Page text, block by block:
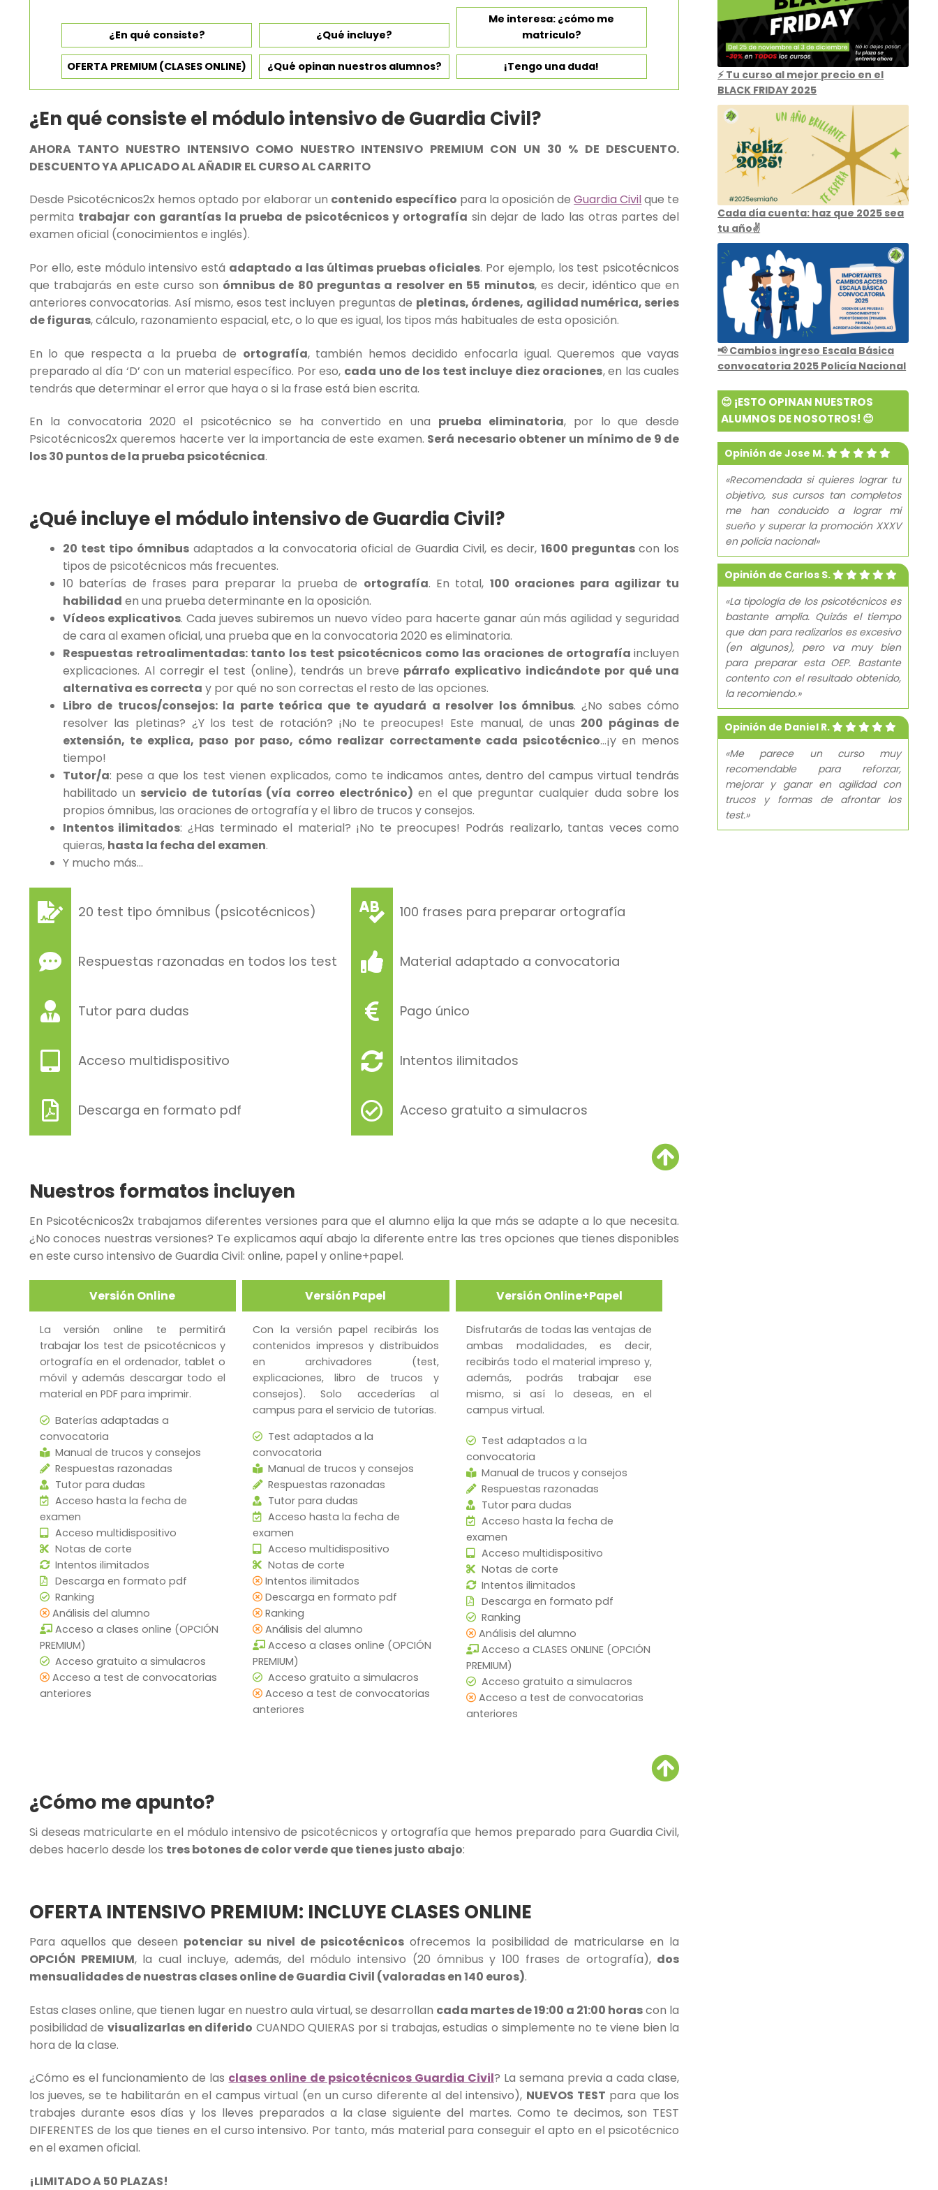
¿En qué consiste? ¿Qué incluye?
Me interesa: ¿cómo me
matriculo?
OFERTA PREMIUM (CLASES ONLINE) ¿Qué opinan nuestros alumnos? ¡Tengo una duda!
¿En qué consiste el módulo intensivo de Guardia Civil?
AHORA TANTO NUESTRO INTENSIVO COMO NUESTRO INTENSIVO PREMIUM CON UN 30 % DE DESCUENTO.
DESCUENTO YA APLICADO AL AÑADIR EL CURSO AL CARRITO
Desde Psicotécnicos2x hemos optado por elaborar un contenido específico para la oposición deGuardia Civilque te
permita trabajar con garantías la prueba de psicotécnicos y ortografía sin dejar de lado las otras partes del
examen oficial (conocimientos e inglés).
Por ello, este módulo intensivo está adaptado a las últimas pruebas oficiales. Por ejemplo, los test psicotécnicos
que trabajarás en este curso son ómnibus de 80 preguntas a resolver en 55 minutos, es decir, idéntico que en
anteriores convocatorias. Así mismo, esos test incluyen preguntas de pletinas, órdenes, agilidad numérica, series
de figuras, cálculo, razonamiento espacial, etc, o lo que es igual, los tipos más habituales de esta oposición.
En lo que respecta a la prueba de ortografía, también hemos decidido enfocarla igual. Queremos que vayas
preparado al día ‘D’ con un material específico. Por eso, cada uno de los test incluye diez oraciones, en las cuales
tendrás que determinar el error que haya o si la frase está bien escrita.
En la convocatoria 2020 el psicotécnico se ha convertido en una prueba eliminatoria, por lo que desde
Psicotécnicos2x queremos hacerte ver la importancia de este examen. Será necesario obtener un mínimo de 9 de
los 30 puntos de la prueba psicotécnica.
¿Qué incluye el módulo intensivo de Guardia Civil?
20 test tipo ómnibusadaptados a la convocatoria oficial de Guardia Civil, es decir,1600 preguntascon los
tipos de psicotécnicos más frecuentes.
10 baterías de frases para preparar la prueba de ortografía. En total, 100 oraciones para agilizar tu
habilidad en una prueba determinante en la oposición.
Vídeos explicativos. Cada jueves subiremos un nuevo vídeo para hacerte ganar aún más agilidad y seguridad
de cara al examen oficial, una prueba que en la convocatoria 2020 es eliminatoria.
Respuestas retroalimentadas: tanto los test psicotécnicos como las oraciones de ortografíaincluyen
explicaciones. Al corregir el test (online), tendrás un breve párrafo explicativo indicándote por qué una
alternativa es correcta y por qué no son correctas el resto de las opciones.
Libro de trucos/consejos: la parte teórica que te ayudará a resolver los ómnibus. ¿No sabes cómo
resolver las pletinas? ¿Y los test de rotación? ¡No te preocupes! Este manual, de unas 200 páginas de
extensión, te explica, paso por paso, cómo realizar correctamente cada psicotécnico…¡y en menos
tiempo!
Tutor/a: pese a que los test vienen explicados, como te indicamos antes, dentro del campus virtual tendrás
habilitado un servicio de tutorías (vía correo electrónico) en el que preguntar cualquier duda sobre los
propios ómnibus, las oraciones de ortografía y el libro de trucos y consejos.
Intentos ilimitados: ¿Has terminado el material? ¡No te preocupes! Podrás realizarlo, tantas veces como
quieras, hasta la fecha del examen.
Y mucho más…
20 test tipo ómnibus (psicotécnicos) 100 frases para preparar ortografía
Respuestas razonadas en todos los test Material adaptado a convocatoria
Tutor para dudas Pago único
Acceso multidispositivo Intentos ilimitados
Descarga en formato pdf Acceso gratuito a simulacros
Nuestros formatos incluyen
En Psicotécnicos2x trabajamos diferentes versiones para que el alumno elija la que más se adapte a lo que necesita.
¿No conoces nuestras versiones? Te explicamos aquí abajo la diferente entre las tres opciones que tienes disponibles
en este curso intensivo de Guardia Civil: online, papel y online+papel.
Versión Online
La versión online te permitirá
trabajar los test de psicotécnicos y
ortografía en el ordenador, tablet o
móvil y además descargar todo el
material en PDF para imprimir.
Baterías adaptadas a
convocatoria
Manual de trucos y consejos
Respuestas razonadas
Tutor para dudas
Acceso hasta la fecha de
examen
Acceso multidispositivo
Notas de corte
Intentos ilimitados
Descarga en formato pdf
Ranking
Análisis del alumno
Acceso a clases online (OPCIÓN
PREMIUM)
Acceso gratuito a simulacros
Acceso a test de convocatorias
anteriores
Versión Papel
Con la versión papel recibirás los
contenidos impresos y distribuidos
en archivadores (test,
explicaciones, libro de trucos y
consejos). Solo accederías al
campus para el servicio de tutorías.
Test adaptados a la
convocatoria
Manual de trucos y consejos
Respuestas razonadas
Tutor para dudas
Acceso hasta la fecha de
examen
Acceso multidispositivo
Notas de corte
Intentos ilimitados
Descarga en formato pdf
Ranking
Análisis del alumno
Acceso a clases online (OPCIÓN
PREMIUM)
Acceso gratuito a simulacros
Acceso a test de convocatorias
anteriores
Versión Online+Papel
Disfrutarás de todas las ventajas de
ambas modalidades, es decir,
recibirás todo el material impreso y,
además, podrás trabajar ese
mismo, si así lo deseas, en el
campus virtual.
Test adaptados a la
convocatoria
Manual de trucos y consejos
Respuestas razonadas
Tutor para dudas
Acceso hasta la fecha de
examen
Acceso multidispositivo
Notas de corte
Intentos ilimitados
Descarga en formato pdf
Ranking
Análisis del alumno
Acceso a CLASES ONLINE (OPCIÓN
PREMIUM)
Acceso gratuito a simulacros
Acceso a test de convocatorias
anteriores
¿Cómo me apunto?
Si deseas matricularte en el módulo intensivo de psicotécnicos y ortografía que hemos preparado para Guardia Civil,
debes hacerlo desde los tres botones de color verde que tienes justo abajo:
OFERTA INTENSIVO PREMIUM: INCLUYE CLASES ONLINE
Para aquellos que deseen potenciar su nivel de psicotécnicosofrecemos la posibilidad de matricularse en la
OPCIÓN PREMIUM, la cual incluye, además, del módulo intensivo (20 ómnibus y 100 frases de ortografía), dos
mensualidades de nuestras clases online de Guardia Civil (valoradas en 140 euros).
Estas clases online, que tienen lugar en nuestro aula virtual, se desarrollan cada martes de 19:00 a 21:00 horascon la
posibilidad de visualizarlas en diferido CUANDO QUIERAS por si trabajas, estudias o simplemente no te viene bien la
hora de la clase.
¿Cómo es el funcionamiento de las clases online de psicotécnicos Guardia Civil? La semana previa a cada clase,
los jueves, se te habilitarán en el campus virtual (en un curso diferente al del intensivo), NUEVOS TEST para que los
trabajes durante esos días y los lleves preparados a la clase siguiente del martes. Como te decimos, son TEST
DIFERENTES de los que tienes en el curso intensivo. Por tanto, más material para conseguir el apto en el psicotécnico
en el examen oficial.
¡LIMITADO A 50 PLAZAS!
⚡ Tu curso al mejor precio en el
BLACK FRIDAY 2025
Cada día cuenta: haz que 2025 sea
tu año✌️
📢 Cambios ingreso Escala Básica
convocatoria 2025 Policía Nacional
😊 ¡ESTO OPINAN NUESTROS
ALUMNOS DE NOSOTROS! 😊
Opinión de Jose M.
«Recomendada si quieres lograr tu
objetivo, sus cursos tan completos
me han conducido a lograr mi
sueño y superar la promoción XXXV
en policía nacional»
Opinión de Carlos S.
«La tipología de los psicotécnicos es
bastante amplia. Quizás el tiempo
que dan para realizarlos es excesivo
(en algunos), pero va muy bien
para preparar esta OEP. Bastante
contento con el resultado obtenido,
la recomiendo.»
Opinión de Daniel R.
«Me parece un curso muy
recomendable para reforzar,
mejorar y ganar en agilidad con
trucos y formas de afrontar los
test.»